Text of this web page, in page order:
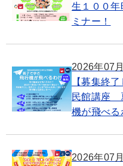
生１００年
ミナー！
2026年07
【募集終
民館講座
機が飛べる
2026年07